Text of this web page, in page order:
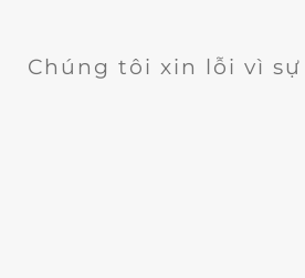
Chúng tôi xin lỗi vì